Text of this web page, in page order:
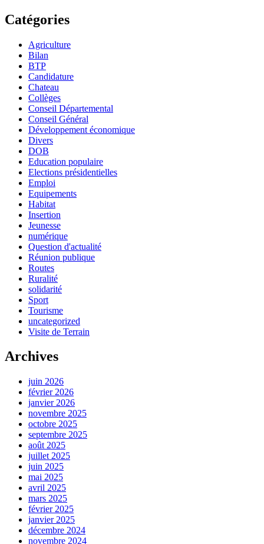
Catégories
Agriculture
Bilan
BTP
Candidature
Chateau
Collèges
Conseil Départemental
Conseil Général
Développement économique
Divers
DOB
Education populaire
Elections présidentielles
Emploi
Equipements
Habitat
Insertion
Jeunesse
numérique
Question d'actualité
Réunion publique
Routes
Ruralité
solidarité
Sport
Tourisme
uncategorized
Visite de Terrain
Archives
juin 2026
février 2026
janvier 2026
novembre 2025
octobre 2025
septembre 2025
août 2025
juillet 2025
juin 2025
mai 2025
avril 2025
mars 2025
février 2025
janvier 2025
décembre 2024
novembre 2024